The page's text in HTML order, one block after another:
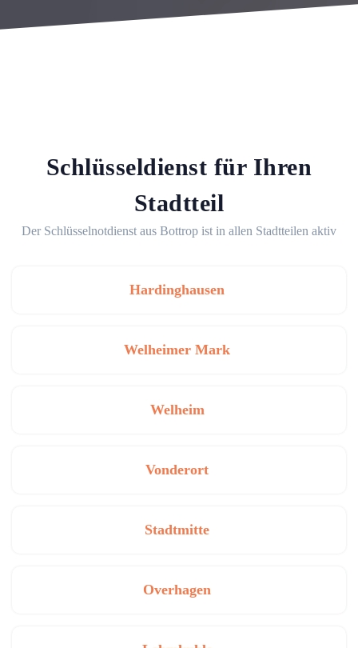
Schlüsseldienst für Ihren
Stadtteil
Der Schlüsselnotdienst aus Bottrop ist in allen Stadtteilen aktiv
Hardinghausen
Welheimer Mark
Welheim
Vonderort
Stadtmitte
Overhagen